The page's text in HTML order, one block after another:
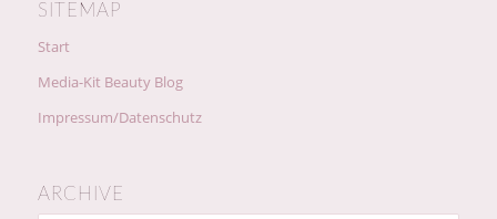
SITEMAP
Start
Media-Kit Beauty Blog
Impressum/Datenschutz
ARCHIVE